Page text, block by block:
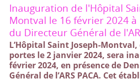
Inauguration de l'Hôpital
Montval le 16 février 2024
du Directeur Général de
L’Hôpital Saint Joseph-
portes le 2 janvier 2024, sera
février 2024, en présence de
Général de l’ARS PACA. Cet